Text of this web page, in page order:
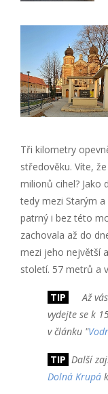
Tři kilometry
středověku. Víte,
milionů cihel? Jako
tedy mezi Starým
patrný i bez této
zachovala až do
mezi jeho největší
století. 57 metrů a
TIP
Až
vydejte se k
v článku "
TIP Další
Dolná Krupá